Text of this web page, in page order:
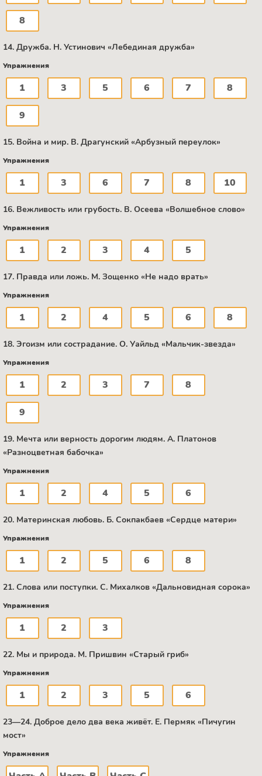
8
14. Дружба. Н. Устинович «Лебединая дружба»
Упражнения
1 3 5 6 7 8
9
15. Война и мир. В. Драгунский «Арбузный переулок»
Упражнения
1 3 6 7 8 10
16. Вежливость или грубость. B. Осеева «Волшебное слово»
Упражнения
1 2 3 4 5
17. Правда или ложь. М. Зощенко «Не надо врать»
Упражнения
1 2 4 5 6 8
18. Эгоизм или сострадание. О. Уайльд «Мальчик-звезда»
Упражнения
1 2 3 7 8
9
19. Мечта или верность дорогим людям. А. Платонов
«Разноцветная бабочка»
Упражнения
1 2 4 5 6
20. Материнская любовь. Б. Сокпакбаев «Сердце матери»
Упражнения
1 2 5 6 8
21. Слова или поступки. C. Михалков «Дальновидная сорока»
Упражнения
1 2 3
22. Мы и природа. М. Пришвин «Старый гриб»
Упражнения
1 2 3 5 6
23—24. Доброе дело два века живёт. Е. Пермяк «Пичугин
мост»
Упражнения